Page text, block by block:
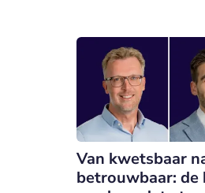
Van kwetsbaar
betrouwbaar: de